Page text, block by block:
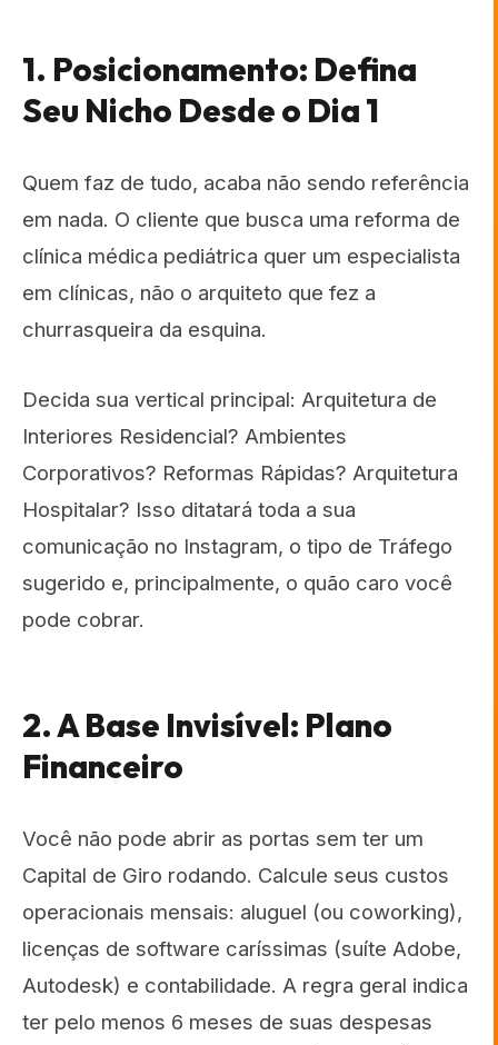
1. Posicionamento: Defina
Seu Nicho Desde o Dia 1
Quem faz de tudo, acaba não sendo referência
em nada. O cliente que busca uma reforma de
clínica médica pediátrica quer um especialista
em clínicas, não o arquiteto que fez a
churrasqueira da esquina.
Decida sua vertical principal: Arquitetura de
Interiores Residencial? Ambientes
Corporativos? Reformas Rápidas? Arquitetura
Hospitalar? Isso ditatará toda a sua
comunicação no Instagram, o tipo de Tráfego
sugerido e, principalmente, o quão caro você
pode cobrar.
2. A Base Invisível: Plano
Financeiro
Você não pode abrir as portas sem ter um
Capital de Giro rodando. Calcule seus custos
operacionais mensais: aluguel (ou coworking),
licenças de software caríssimas (suíte Adobe,
Autodesk) e contabilidade. A regra geral indica
ter pelo menos 6 meses de suas despesas